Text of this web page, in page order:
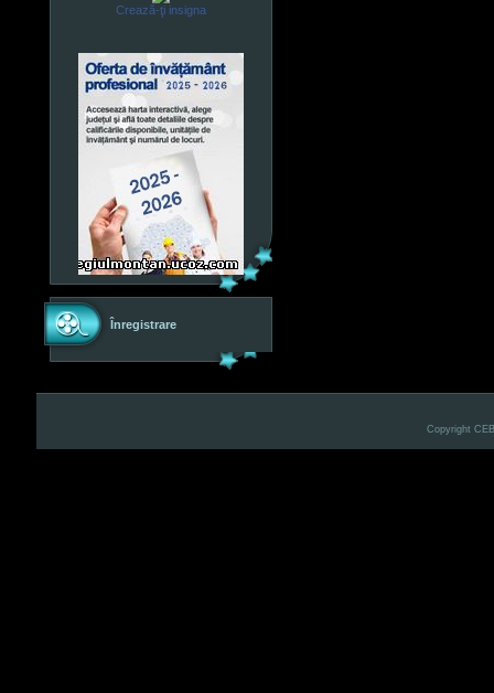
Crează-ţi insigna
Înregistrare
Copyright